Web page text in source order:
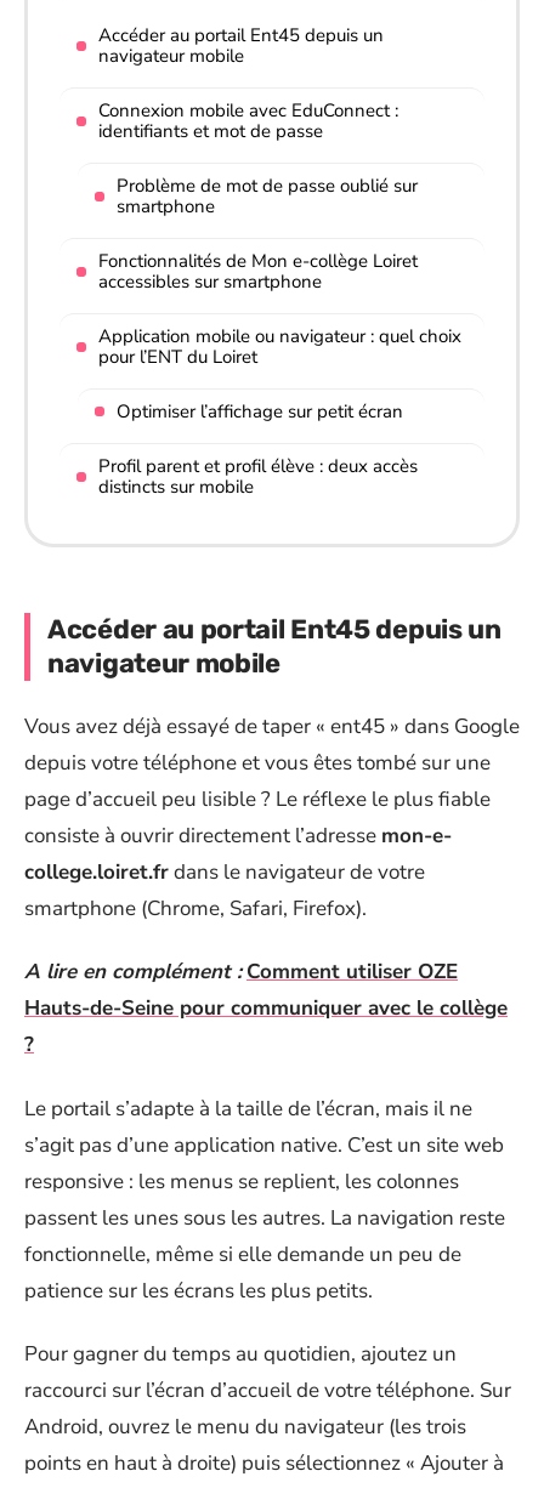
Accéder au portail Ent45 depuis un
navigateur mobile
Connexion mobile avec EduConnect :
identifiants et mot de passe
Problème de mot de passe oublié sur
smartphone
Fonctionnalités de Mon e-collège Loiret
accessibles sur smartphone
Application mobile ou navigateur : quel choix
pour l’ENT du Loiret
Optimiser l’affichage sur petit écran
Profil parent et profil élève : deux accès
distincts sur mobile
Accéder au portail Ent45 depuis un
navigateur mobile
Vous avez déjà essayé de taper « ent45 » dans Google
depuis votre téléphone et vous êtes tombé sur une
page d’accueil peu lisible ? Le réflexe le plus fiable
consiste à ouvrir directement l’adresse mon-e-
college.loiret.frdans le navigateur de votre
smartphone (Chrome, Safari, Firefox).
A lire en complément : Comment utiliser OZE
Hauts-de-Seine pour communiquer avec le collège
?
Le portail s’adapte à la taille de l’écran, mais il ne
s’agit pas d’une application native. C’est un site web
responsive : les menus se replient, les colonnes
passent les unes sous les autres. La navigation reste
fonctionnelle, même si elle demande un peu de
patience sur les écrans les plus petits.
Pour gagner du temps au quotidien, ajoutez un
raccourci sur l’écran d’accueil de votre téléphone. Sur
Android, ouvrez le menu du navigateur (les trois
points en haut à droite) puis sélectionnez « Ajouter à